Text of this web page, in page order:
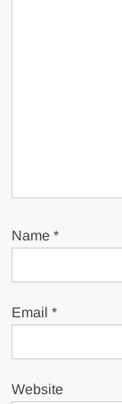
Name*
Email*
Website